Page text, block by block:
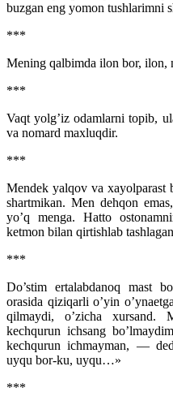
buzgan eng yomon tushlarimni
***
Mening qalbimda ilon bor, ilon,
***
Vaqt yolg’iz odamlarni topib,
va nomard maxluqdir.
***
Mendek yalqov va xayolparast
shartmikan. Men dehqon
yo’q menga. Hatto
ketmon bilan qirtishlab
***
Do’stim ertalabdanoq mast
orasida qiziqarli o’yin
qilmaydi, o’zicha xursand.
kechqurun ichsang
kechqurun ichmayman, —
uyqu bor-ku, uyqu…»
***